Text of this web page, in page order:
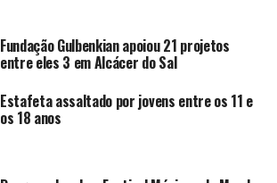
Fundação Gulbenkian apoiou 21 projetos
entre eles 3 em Alcácer do Sal
Estafeta assaltado por jovens entre os 11 e
os 18 anos